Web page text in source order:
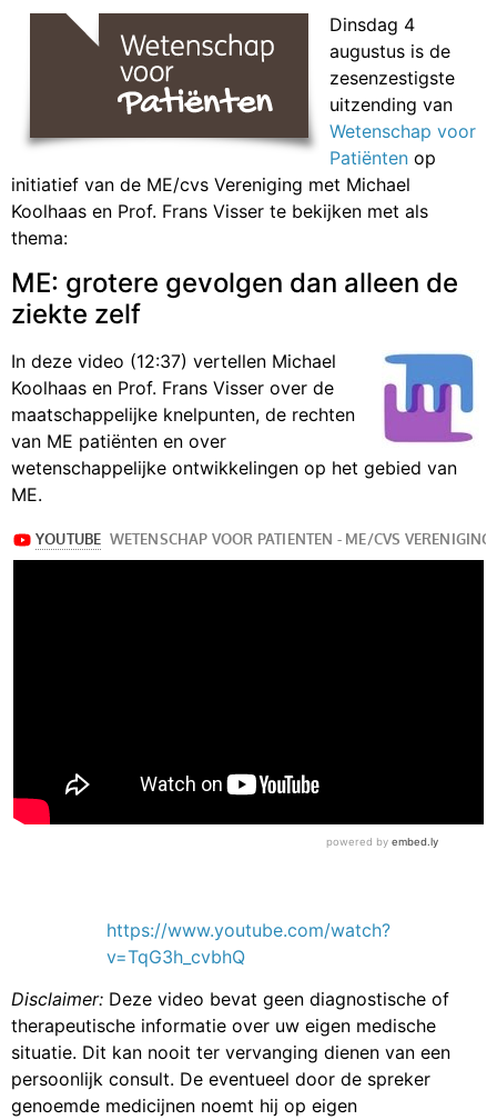
Dinsdag 4
augustus is de
zesenzestigste
uitzending van
Wetenschap voor
Patiënten op
initiatief van de ME/cvs Vereniging met Michael
Koolhaas en Prof. Frans Visser te bekijken met als
thema:
ME: grotere gevolgen dan alleen de
ziekte zelf
In deze video (12:37) vertellen Michael
Koolhaas en Prof. Frans Visser over de
maatschappelijke knelpunten, de rechten
van ME patiënten en over
wetenschappelijke ontwikkelingen op het gebied van
ME.
https://www.youtube.com/watch?
v=TqG3h_cvbhQ
Disclaimer: Deze video bevat geen diagnostische of
therapeutische informatie over uw eigen medische
situatie. Dit kan nooit ter vervanging dienen van een
persoonlijk consult. De eventueel door de spreker
genoemde medicijnen noemt hij op eigen